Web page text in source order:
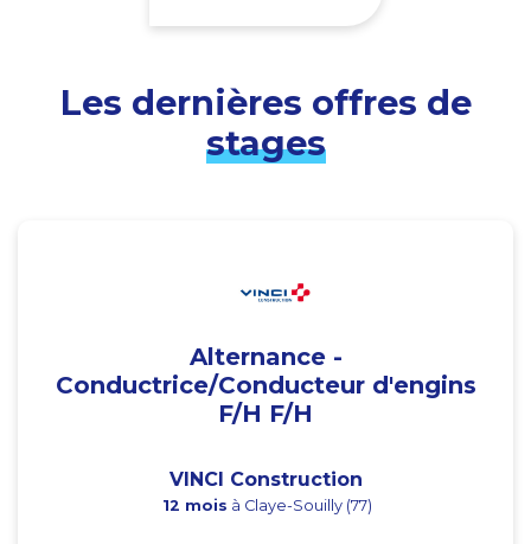
Les dernières offres de
stages
Alternance -
Conductrice/Conducteur d'engins
F/H F/H
VINCI Construction
12 mois à Claye-Souilly (77)